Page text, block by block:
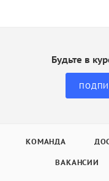
Будьте в
КОМАНДА
ВАКАНСИИ